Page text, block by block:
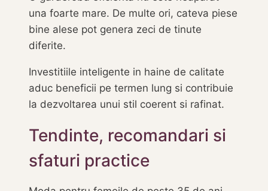
una foarte mare. De multe ori, cateva piese
bine alese pot genera zeci de tinute
diferite.
Investitiile inteligente in haine de calitate
aduc beneficii pe termen lung si contribuie
la dezvoltarea unui stil coerent si rafinat.
Tendinte, recomandari si
sfaturi practice